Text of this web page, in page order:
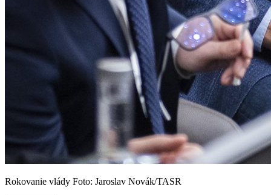
Rokovanie vlády Foto: Jaroslav Novák/TASR